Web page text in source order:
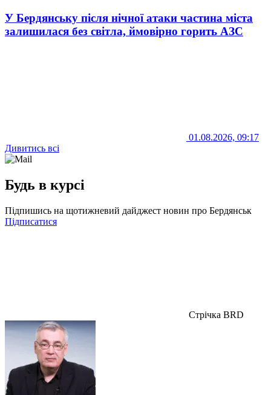
У Бердянську після нічної атаки частина міста
залишилася без світла, ймовірно горить АЗС
01.08.2026, 09:17
Дивитись всі
Будь в курсі
Підпишись на щотижневий дайджест новин про Бердянськ
Підписатися
Стрічка BRD